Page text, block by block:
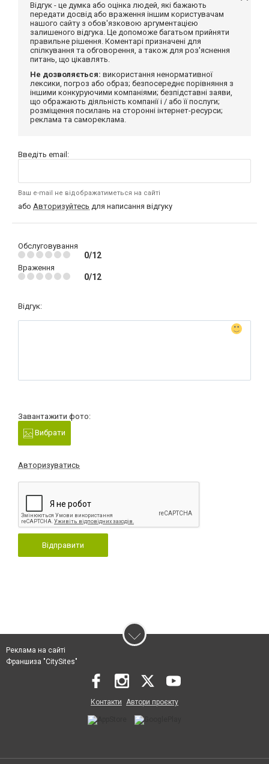
Відгук - це думка або оцінка людей, які бажають
передати досвід або враження іншим користувачам
нашого сайту з обов'язковою аргументацією
залишеного відгука. Це допоможе багатьом прийняти
правильне рішення. Коментарі призначені для
спілкування та обговорення, а також для роз'яснення
питань, що цікавлять.
Не дозволяється: використання ненормативної
лексики, погроз або образ; безпосереднє порівняння з
іншими конкуруючими компаніями; безпідставні заяви,
що ображають діяльність компанії і / або її послуги;
розміщення посилань на сторонні інтернет-ресурси;
реклама та самореклама.
Введіть email:
Ваш e-mail не відображатиметься на сайті
або Авторизуйтесь для написання відгуку
Обслуговування
0/12
Враження
0/12
Відгук:
Завантажити фото:
Вибрати
Авторизуватись
Відправити
Реклама на сайті
Франшиза "CitySites"
Контакти Автори проєкту